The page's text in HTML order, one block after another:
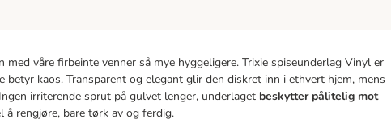
våre firbeinte venner så mye hyggeligere. Trixie spiseunderlag Vinyl er
kaos. Transparent og elegant glir den diskret inn i ethvert hjem, mens
irriterende sprut på gulvet lenger, underlaget beskytter pålitelig mot
rengjøre, bare tørk av og ferdig.